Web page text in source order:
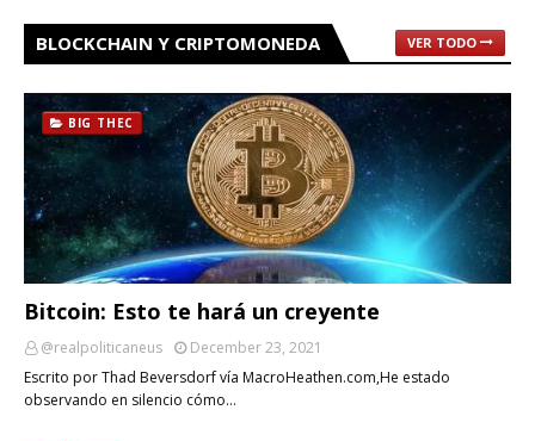
BLOCKCHAIN Y CRIPTOMONEDA VER TODO
BIG THEC
Bitcoin: Esto te hará un creyente
@realpoliticaneus
December 23, 2021
Escrito por Thad Beversdorf vía MacroHeathen.com,He estado
observando en silencio cómo…